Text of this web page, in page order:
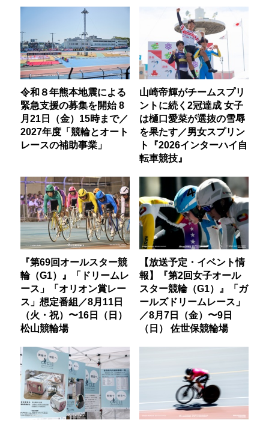
令和８年熊本地震による
緊急支援の募集を開始 8
月21日（金）15時まで／
2027年度「競輪とオート
レースの補助事業」
山崎帝輝がチームスプリ
ントに続く2冠達成 女子
は樋口愛菜が選抜の雪辱
を果たす／男女スプリン
ト『2026インターハイ自
転車競技』
『第69回オールスター競
輪（G1）』「ドリームレ
ース」「オリオン賞レー
ス」想定番組／8月11日
（火・祝）〜16日（日）
松山競輪場
【放送予定・イベント情
報】『第2回女子オール
スター競輪（G1）』「ガ
ールズドリームレース」
／8月7日（金）〜9日
（日） 佐世保競輪場